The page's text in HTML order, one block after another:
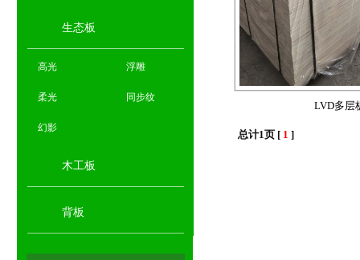
生态板
高光 浮雕
柔光 同步纹
幻影
木工板
背板
LVD多层
总计1页 [ 1 ]